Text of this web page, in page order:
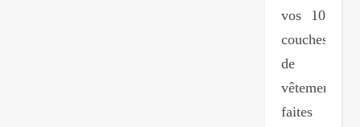
vos 10
couches
de
vêtements,
faites